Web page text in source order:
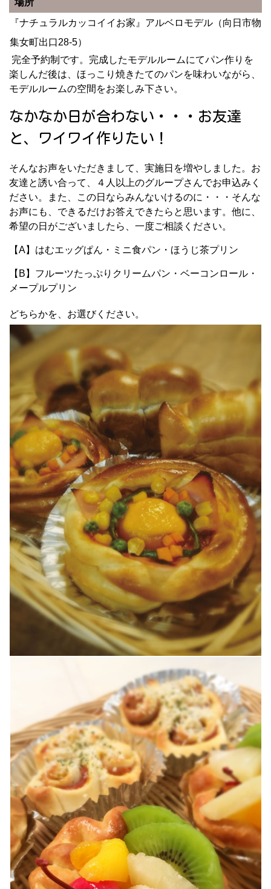
『ナチュラルカッコイイお家』アルベロモデル（向日市物
集女町出口28-5）
完全予約制です。完成したモデルルームにてパン作りを
楽しんだ後は、ほっこり焼きたてのパンを味わいながら、
モデルルームの空間をお楽しみ下さい。
なかなか日が合わない・・・お友達
と、ワイワイ作りたい！
そんなお声をいただきまして、実施日を増やしました。お
友達と誘い合って、４人以上のグループさんでお申込みく
ださい。また、この日ならみんないけるのに・・・そんな
お声にも、できるだけお答えできたらと思います。他に、
希望の日がございましたら、一度ご相談ください。
【A】はむエッグぱん・ミニ食パン・ほうじ茶プリン
【B】フルーツたっぷりクリームパン・ベーコンロール・
メープルプリン
どちらかを、お選びください。